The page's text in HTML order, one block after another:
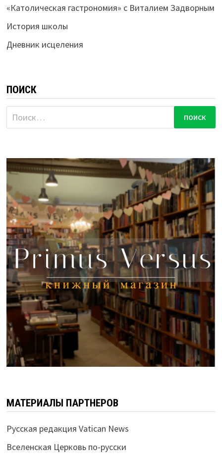
«Католическая гастрономия» с Виталием Задворным
История школы
Дневник исцеления
ПОИСК
Найти:
МАТЕРИАЛЫ ПАРТНЕРОВ
Русская редакция Vatican News
Вселенская Церковь по-русски